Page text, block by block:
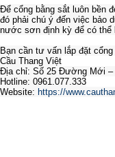
Để cổng bằng sắt luôn bền
đó phải chú ý đến việc bảo
nước sơn định kỳ để có thể
Bạn cần tư vấn lắp đặt
Cầu Thang Việt
Địa chỉ: Số 25 Đường Mới –
Hotline: 0961.077.333
Website: https://